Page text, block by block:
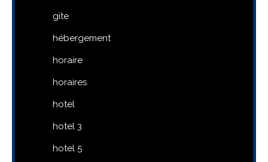
gite
hébergement
horaire
horaires
hotel
hotel 3
hotel 5